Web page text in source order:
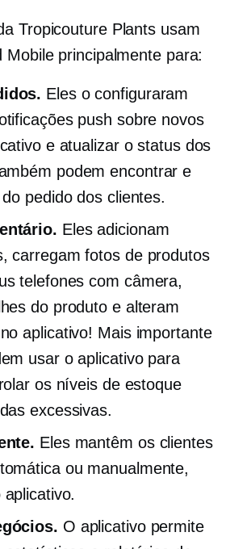
Tropicouture Plants usam
Mobile principalmente para:
Eles o configuraram
push sobre novos
e atualizar o status dos
podem encontrar e
pedido dos clientes.
Eles adicionam
carregam fotos de produtos
telefones com câmera,
do produto e alteram
aplicativo! Mais importante
usar o aplicativo para
os níveis de estoque
excessivas.
Eles mantêm os clientes
ou manualmente,
O aplicativo permite